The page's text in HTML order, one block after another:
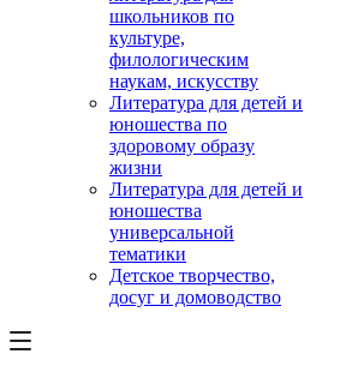
школьников по
культуре,
филологическим
наукам, искусству
Литература для детей и
юношества по
здоровому образу
жизни
Литература для детей и
юношества
универсальной
тематики
Детское творчество,
досуг и домоводство